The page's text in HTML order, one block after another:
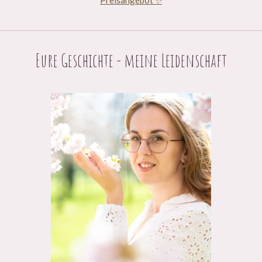
Eure Geschichte - meine Leidenschaft